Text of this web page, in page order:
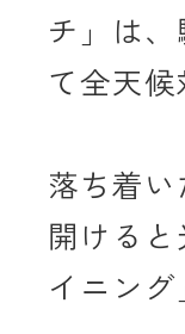
チ」は
て全天候
落ち着
開ける
イニング